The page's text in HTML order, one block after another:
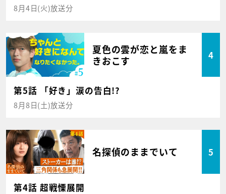
8月4日(火)放送分
夏色の雲が恋と嵐をま
きおこす
4
第5話 「好き」涙の告白!?
8月8日(土)放送分
名探偵のままでいて 5
第4話 超戦慄展開